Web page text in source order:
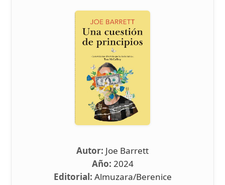
Autor: Joe Barrett
Año: 2024
Editorial: Almuzara/Berenice